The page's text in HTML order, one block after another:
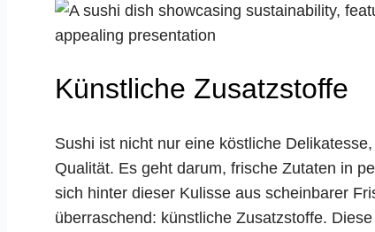
Künstliche Zusatzstoffe
Sushi ist nicht nur eine köstliche
Qualität. Es geht darum, frische Zutaten in
sich hinter dieser Kulisse aus scheinbarer
überraschend: künstliche Zusatzstoffe.